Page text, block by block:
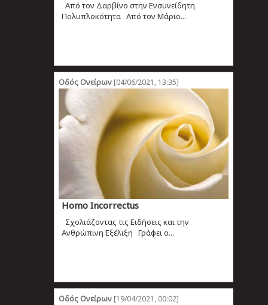
Από τον Δαρβίνο στην Ενσυνείδητη
Πολυπλοκότητα Από τον Μάριο...
Οδός Ονείρων[04/06/2021, 13:35]
Homo Ιncorrectus
Σχολιάζοντας τις Ειδήσεις και την
Ανθρώπινη Εξέλιξη Γράφει ο...
Οδός Ονείρων[19/04/2021, 00:02]